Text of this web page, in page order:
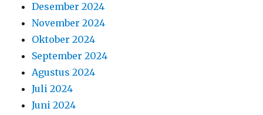
Desember 2024
November 2024
Oktober 2024
September 2024
Agustus 2024
Juli 2024
Juni 2024